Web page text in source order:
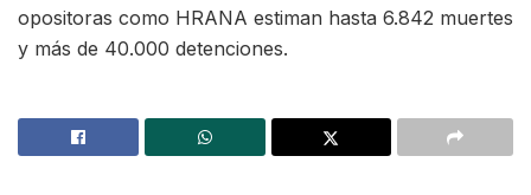
opositoras como HRANA estiman hasta 6.842 muertes
y más de 40.000 detenciones.